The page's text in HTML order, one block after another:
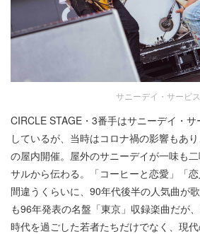
サニーデイ・サービス
CIRCLE STAGE・3番手はサニーデイ・
しているが、当時はコロナ禍の影響もあ
の屋内開催。屋外のサニーデイが一味も
サルから伝わる。「コーヒーと恋愛」「
間違うくらいに、90年代後半の人気曲が
も96年発表の名盤「東京」収録楽曲だが
時代を過ごした若者たちだけでなく、現